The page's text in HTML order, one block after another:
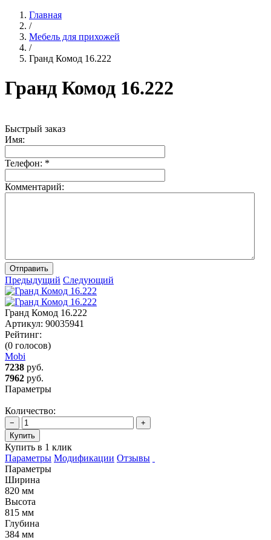
Главная
/
Мебель для прихожей
/
Гранд Комод 16.222
Гранд Комод 16.222
Быстрый заказ
Имя:
Телефон: *
Комментарий:
Отправить
Предыдущий Следующий
Гранд Комод 16.222
Артикул: 90035941
Рейтинг:
(0 голосов)
Mobi
7238 руб.
7962 руб.
Параметры
Количество:
−
+
Купить
Купить в 1 клик
Параметры Модификации Отзывы
Параметры
Ширина
820 мм
Высота
815 мм
Глубина
384 мм